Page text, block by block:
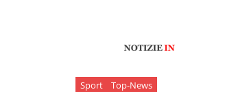
Sport Top-News